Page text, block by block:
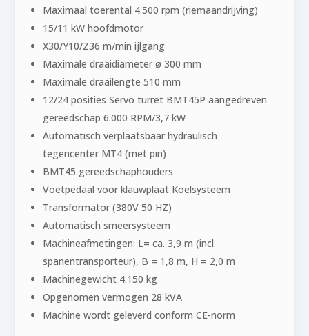
Maximaal toerental 4.500 rpm (riemaandrijving)
15/11 kW hoofdmotor
X30/Y10/Z36 m/min ijlgang
Maximale draaidiameter ø 300 mm
Maximale draailengte 510 mm
12/24 posities Servo turret BMT45P aangedreven
gereedschap 6.000 RPM/3,7 kW
Automatisch verplaatsbaar hydraulisch
tegencenter MT4 (met pin)
BMT45 gereedschaphouders
Voetpedaal voor klauwplaat Koelsysteem
Transformator (380V 50 HZ)
Automatisch smeersysteem
Machineafmetingen: L= ca. 3,9 m (incl.
spanentransporteur), B = 1,8 m, H = 2,0 m
Machinegewicht 4.150 kg
Opgenomen vermogen 28 kVA
Machine wordt geleverd conform CE-norm